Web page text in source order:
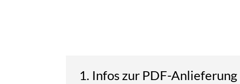
1. Infos zur PDF-Anlieferung